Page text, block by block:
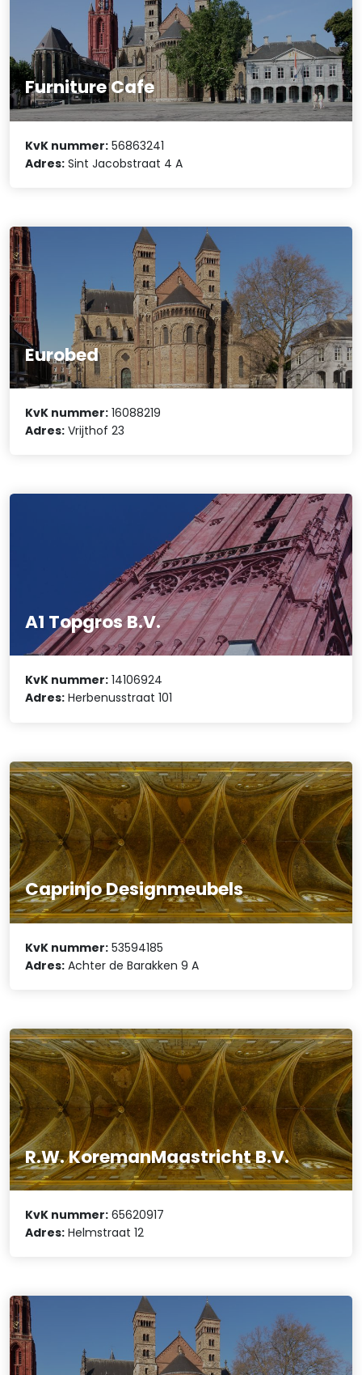
Furniture Cafe
KvK nummer: 56863241
Adres: Sint Jacobstraat 4 A
Eurobed
KvK nummer: 16088219
Adres: Vrijthof 23
A1 Topgros B.V.
KvK nummer: 14106924
Adres: Herbenusstraat 101
Caprinjo Designmeubels
KvK nummer: 53594185
Adres: Achter de Barakken 9 A
R.W. KoremanMaastricht B.V.
KvK nummer: 65620917
Adres: Helmstraat 12